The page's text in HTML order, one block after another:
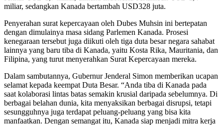
miliar, sedangkan Kanada bertambah USD328 juta.
Penyerahan surat kepercayaan oleh Dubes Muhsin ini bertepatan
dengan dimulainya masa sidang Parlemen Kanada. Prosesi
kenegaraan tersebut juga diikuti oleh tiga duta besar negara sahabat
lainnya yang baru tiba di Kanada, yaitu Kosta Rika, Mauritania, dan
Filipina, yang turut menyerahkan Surat Kepercayaan mereka.
Dalam sambutannya, Gubernur Jenderal Simon memberikan ucapan
selamat kepada keempat Duta Besar. “Anda tiba di Kanada pada
saat kolaborasi lintas batas semakin krusial daripada sebelumnya. Di
berbagai belahan dunia, kita menyaksikan berbagai disrupsi, tetapi
sesungguhnya juga terdapat peluang-peluang yang bisa kita
manfaatkan. Dengan semangat itu, Kanada siap menjadi mitra kerja